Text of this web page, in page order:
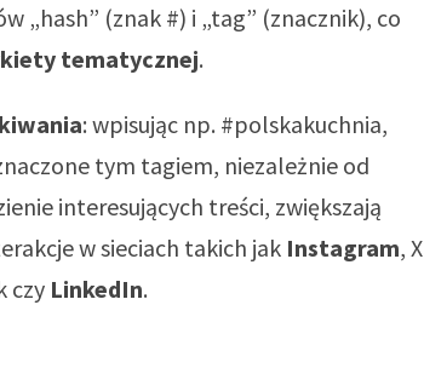
„hash” (znak #) i „tag” (znacznik), co
tematycznej.
: wpisując np. #polskakuchnia,
tym tagiem, niezależnie od
interesujących treści, zwiększają
w sieciach takich jak Instagram, X
czy LinkedIn.